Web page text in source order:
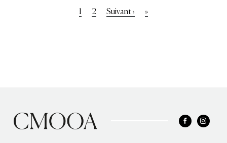
Page
1 Page
2
Page
Suivant ›
Dernière
»